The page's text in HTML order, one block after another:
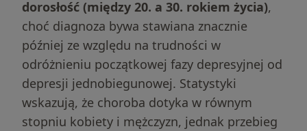
dorosłość (między 20. a 30. rokiem życia),
choć diagnoza bywa stawiana znacznie
później ze względu na trudności w
odróżnieniu początkowej fazy depresyjnej od
depresji jednobiegunowej. Statystyki
wskazują, że choroba dotyka w równym
stopniu kobiety i mężczyzn, jednak przebieg